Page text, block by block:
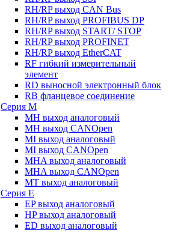
RH/RP выход CAN Bus
RH/RP выход PROFIBUS DP
RH/RP выход START/ STOP
RH/RP выход PROFINET
RH/RP выход EtherCAT
RF гибкий измерительный
элемент
RD выносной электронный блок
RB фланцевое соединение
Серия M
MH выход аналоговый
MH выход CANOpen
MI выход аналоговый
MI выход CANOpen
MHA выход аналоговый
MHA выход CANOpen
MT выход аналоговый
Серия E
EP выход аналоговый
HP выход аналоговый
ED выход аналоговый